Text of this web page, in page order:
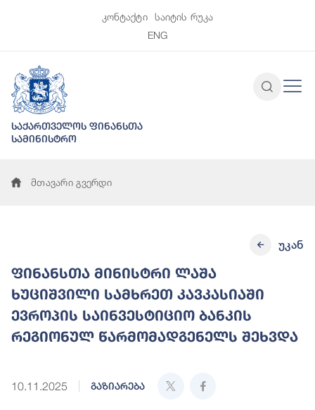
კონტაქტი
საიტის რუკა
ENG
საქართველოს ფინანსთა
სამინისტრო
მთავარი გვერდი
ფინანსთა მინისტრი ლაშა
ხუციშვილი სამხრეთ კავკასიაში
ევროპის საინვესტიციო ბანკის
რეგიონულ წარმომადგენელს შეხვდა
10.11.2025 გაზიარება
უკან